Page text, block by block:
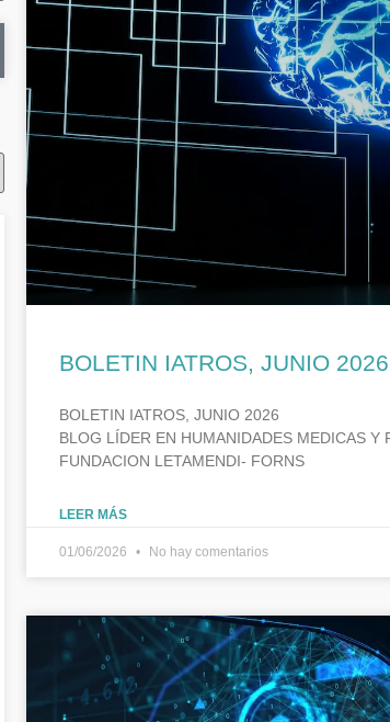
BOLETIN IATROS, JUNIO 2026
BOLETIN IATROS, JUNIO 2026
BLOG LÍDER EN HUMANIDADES MEDICAS Y
FUNDACION LETAMENDI- FORNS
LEER MÁS
01/06/2026 No hay comentarios